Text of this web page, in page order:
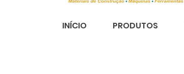
INÍCIO PRODUTOS